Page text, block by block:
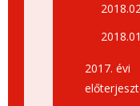
2017. évi